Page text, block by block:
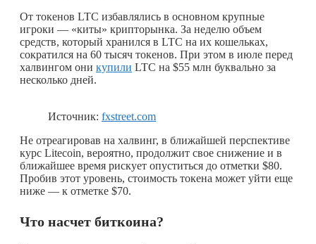
От токенов LTC избавлялись в основном крупные
игроки — «киты» крипторынка. За неделю объем
средств, который хранился в LTC на их кошельках,
сократился на 60 тысяч токенов. При этом в июле перед
халвингом они купили LTC на $55 млн буквально за
несколько дней.
Источник: fxstreet.com
Не отреагировав на халвинг, в ближайшей перспективе
курс Litecoin, вероятно, продолжит свое снижение и в
ближайшее время рискует опуститься до отметки $80.
Пробив этот уровень, стоимость токена может уйти еще
ниже — к отметке $70.
Что насчет биткоина?